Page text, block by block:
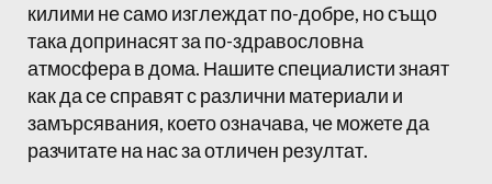
килими не само изглеждат по-добре, но също
така допринасят за по-здравословна
атмосфера в дома. Нашите специалисти знаят
как да се справят с различни материали и
замърсявания, което означава, че можете да
разчитате на нас за отличен резултат.